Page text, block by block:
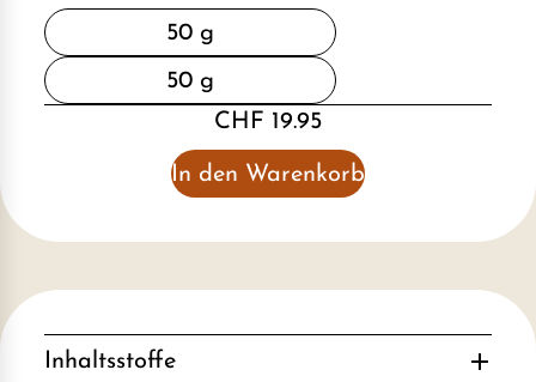
50 g
50 g
CHF 19.95
In den Warenkorb
Inhaltsstoffe